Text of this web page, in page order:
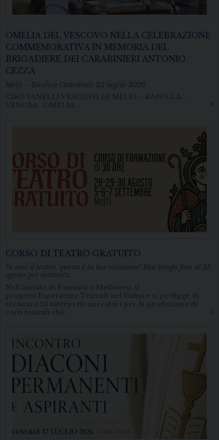
OMELIA DEL VESCOVO NELLA CELEBRAZIONE
COMMEMORATIVA IN MEMORIA DEL
BRIGADIERE DEI CARABINIERI ANTONIO
CEZZA
Melfi – Basilica Cattedrale 22 luglio 2026
CIRO FANELLI VESCOVO DI MELFI – RAPOLLA –
VENOSA OMELIA…
CORSO DI TEATRO GRATUITO
Se ami il teatro, questa è la tua occasione! Hai tempo fino al 25
agosto per iscriverti.
Nell’ambito di Fantastico Medioevo, il
progetto Esperienze Teatrali nel Vulture si prefigge di
reclutare 25 interpreti-narratori per la produzione di
corti teatrali che…